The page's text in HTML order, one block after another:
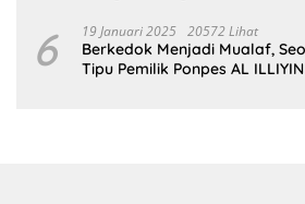
6 19 Januari 2025 20572 Lihat
Berkedok Menjadi Mualaf,
Tipu Pemilik Ponpes AL ILLIYIN